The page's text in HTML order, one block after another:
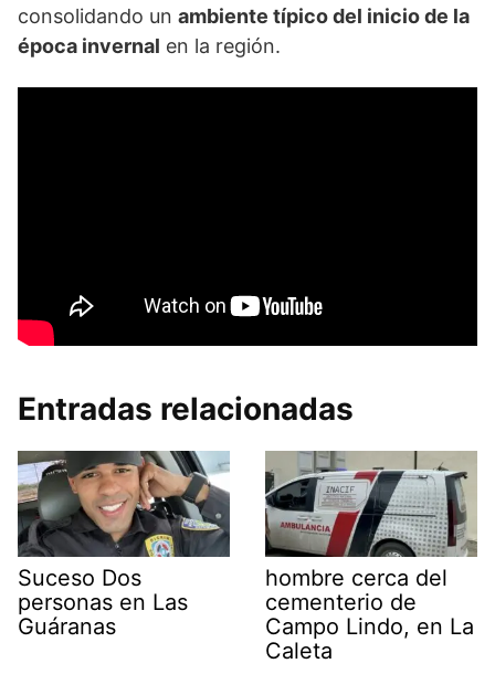
consolidando un ambiente típico del inicio de la
época invernal en la región.
Entradas relacionadas
Suceso Dos
personas en Las
Guáranas
hombre cerca del
cementerio de
Campo Lindo, en La
Caleta